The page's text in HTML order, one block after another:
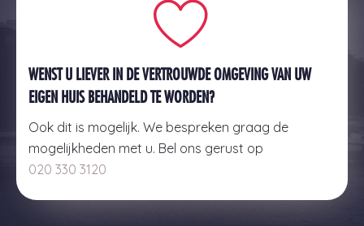
WENST U LIEVER IN DE VERTROUWDE OMGEVING VAN UW
EIGEN HUIS BEHANDELD TE WORDEN?
Ook dit is mogelijk. We bespreken graag de
mogelijkheden met u. Bel ons gerust op
020 330 3120